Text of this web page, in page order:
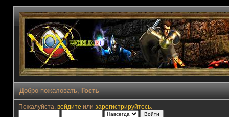
Добро пожаловать, Гость
Пожалуйста, войдите или зарегистрируйтесь.